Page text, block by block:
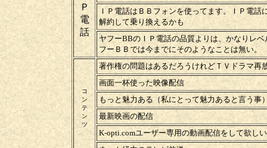
Ｐ
電
話
ＩＰ電話はＢＢフォンを使ってます。ＩＰ電
解約して乗り換えるかも
ヤフーBBのＩＰ電話の品質よりは、かなりレ
フーＢＢでは今までにそのようなことは無い
コ
ン
テ
ン
ツ
著作権の問題はあるだろうけれどＴＶドラマ再
画面一杯使った映像配信
もっと魅力ある（私にとって魅力あると言う事
最新映画の配信
K-opti.comユーザー専用の動画配信をして欲し